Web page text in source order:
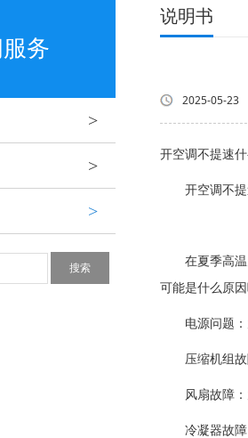
务
>
>
>
说明书
2025-05-23
开空调不提速
开空调不提
在夏季高温天
可能是什么原
电源问题：空
压缩机组故障
风扇故障：空
冷凝器故障：